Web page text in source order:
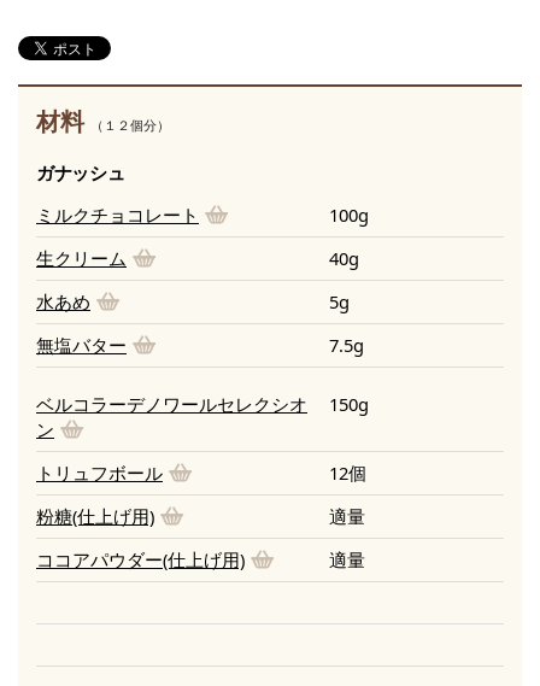
材料 （１２個分）
ガナッシュ
ミルクチョコレート
100g
生クリーム
40g
水あめ
5g
無塩バター
7.5g
ベルコラーデノワールセレクシオ
ン
150g
トリュフボール
12個
粉糖(仕上げ用)
適量
ココアパウダー(仕上げ用)
適量